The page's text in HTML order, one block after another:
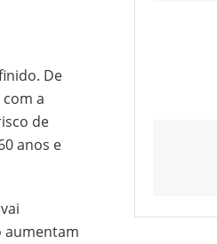
De
a
de
anos e
aumentam